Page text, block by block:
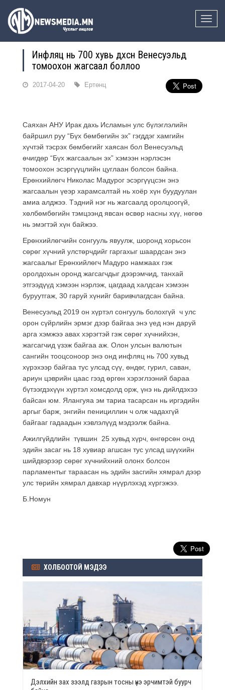
Toggle
Инфляц нь 700 хувь дөхсөн Венесуэльд
томоохон жагсаал боллоо
2017-04-20 Ертөнц
Саяхан АНУ Ирак дахь Исламын улс бүлэглэлийн
байршил руу “Бүх бөмбөгийн эх” гэгддэг хамгийн
хүчтэй тэсрэх бөмбөгийг хаясан бол Венесуэльд
өчигдөр “Бүх жагсаалын эх” хэмээн нэрлэсэн
томоохон эсэргүүцлийн цуглаан болсон байна.
Ерөнхийлөгч Николас Мадурог эсэргүүцсэн энэ
жагсаалын үеэр харамсалтай нь хоёр хүн буудуулан
амиа алджээ. Тэдний нэг нь жагсаалд оролцоогүй,
хөлбөмбөгийн тэмцээнд явсан өсвөр насны хүү, нөгөө
нь эмэгтэй хүн байжээ.
Ерөнхийлөгчийн сонгууль явуулж, шоронд хорьсон
сөрөг хүчний улстөрчдийг гаргахыг шаардсан энэ
жагсаалыг Ерөнхийлөгч Мадуро намжаах гэж
оролдохын оронд жагсагчдыг дээрэмчид, танхай
этгээдүүд хэмээн нэрлэж, цагдаад халдсан хэмээн
буруутгаж, 30 гаруй хүнийг баривчлагдсан байна.
Венесуэльд 2019 он хүртэл сонгууль болохгүй ч улс
орон сүйрлийн эрмэг дээр байгаа энэ үед нэн даруй
арга хэмжээ авах хэрэгтэй гэж сөрөг хүчнийхэн,
жагсагчид үзэж байгаа аж. Олон улсын валютын
сангийн тооцсоноор энэ онд инфляц нь 700 хувьд
хүрэхээр байгаа тус улсад сүү, өндөг, гурил, саван,
ариун цэврийн цаас гээд өргөн хэрэглээний бараа
бүтээгдэхүүн хүртэл хомсдолд орж, үнэ нь дийлдэхээ
байсан юм. Ялангуяа эм тариа тасарсан нь иргэдийн
аргыг барж, энгийн пенициллин ч олж чадахгүй
байгааг гадаадын хэвлэлүүд мэдээлж байна.
Ажилгүйдлийн түвшин 25 хувьд хүрч, өнгөрсөн онд
эдийн засаг нь 18 хувиар агшсан тус улсад шүүхийн
шийдвэрээр сөрөг хүчнийхний олонх болсон
парламентыг тараасан нь эдийн засгийн хямрал дээр
улс төрийн хямрал давхар нүүрлэхэд хүргэжээ.
Б.Номун
ХОЛБООТОЙ МЭДЭЭ
Дэлхийн зах зээлд газрын тосны үнэ эрчимтэй буурч